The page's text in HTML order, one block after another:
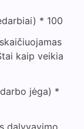
* 100
kaip veikia
jėga) *